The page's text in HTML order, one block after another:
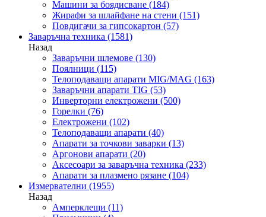
Машини за боядисване (184)
Жирафи за шлайфане на стени (151)
Повдигачи за гипсокартон (57)
Заваръчна техника (1581)
Назад
Заваръчни шлемове (130)
Поялници (115)
Телоподаващи апарати MIG/MAG (163)
Заваръчни апарати TIG (53)
Инверторни електрожени (500)
Горелки (76)
Електрожени (102)
Телоподаващи апарати (40)
Апарати за точкови заварки (13)
Аргонови апарати (20)
Аксесоари за заваръчна техника (233)
Апарати за плазмено рязане (104)
Измервателни (1955)
Назад
Амперклещи (11)